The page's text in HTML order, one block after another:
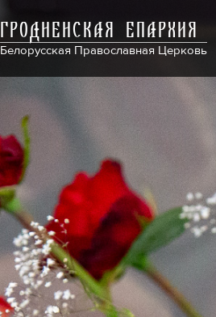
ГРОДНЕНСКАЯ ЕПАРХИЯ
Белорусская Православная Церковь